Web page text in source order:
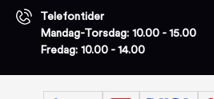
Telefontider
Mandag-Torsdag: 10.00 - 15.00
Fredag: 10.00 - 14.00